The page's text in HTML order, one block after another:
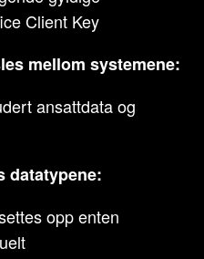
Client Key
mellom systemene:
ansattdata og
datatypene:
opp enten